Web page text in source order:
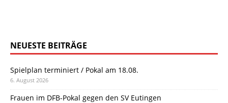
NEUESTE BEITRÄGE
Spielplan terminiert / Pokal am 18.08.
6. August 2026
Frauen im DFB-Pokal gegen den SV Eutingen